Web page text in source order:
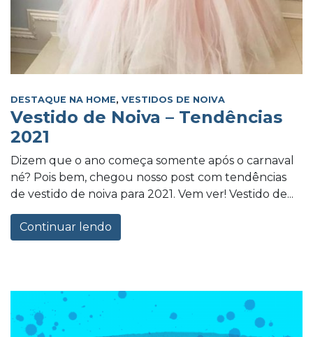
DESTAQUE NA HOME, VESTIDOS DE NOIVA
Vestido de Noiva – Tendências
2021
Dizem que o ano começa somente após o carnaval
né? Pois bem, chegou nosso post com tendências
de vestido de noiva para 2021. Vem ver! Vestido de...
Continuar lendo